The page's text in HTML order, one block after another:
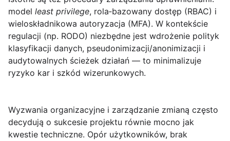
model least privilege, rola‑bazowany dostęp (RBAC) i
wieloskładnikowa autoryzacja (MFA). W kontekście
regulacji (np. RODO) niezbędne jest wdrożenie polityk
klasyfikacji danych, pseudonimizacji/anonimizacji i
audytowalnych ścieżek działań — to minimalizuje
ryzyko kar i szkód wizerunkowych.
Wyzwania organizacyjne i zarządzanie zmianą często
decydują o sukcesie projektu równie mocno jak
kwestie techniczne. Opór użytkowników, brak